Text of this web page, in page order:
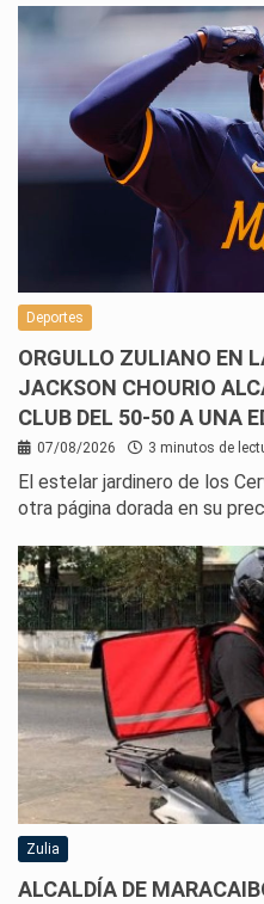
Deportes
ORGULLO ZULIANO EN
JACKSON CHOURIO
CLUB DEL 50-50 A UNA
07/08/2026 3 minutos de
El estelar jardinero de los
otra página dorada en su
Zulia
ALCALDÍA DE